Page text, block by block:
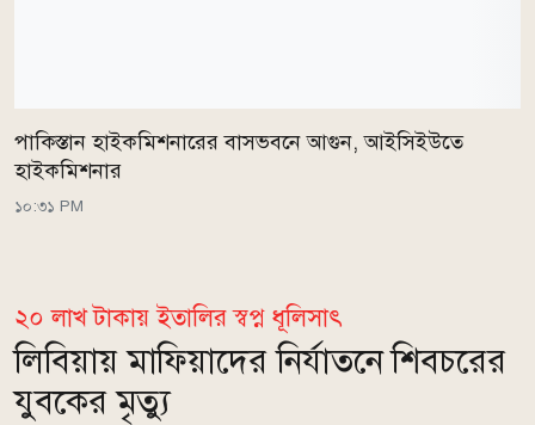
পাকিস্তান হাইকমিশনারের বাসভবনে আগুন, আইসিইউতে
হাইকমিশনার
১০:৩১ PM
২০ লাখ টাকায় ইতালির স্বপ্ন ধূলিসাৎ
লিবিয়ায় মাফিয়াদের নির্যাতনে শিবচরের
যুবকের মৃত্যু